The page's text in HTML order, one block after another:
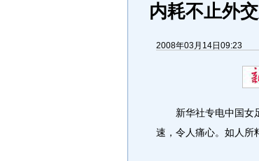
内耗不止外
2008年03月14日09:23
新华社专电中国女足
速，令人痛心。如人所